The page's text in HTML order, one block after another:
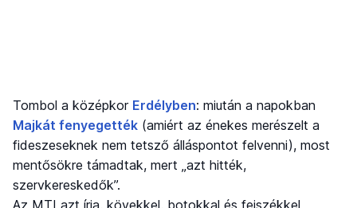
Tombol a középkor Erdélyben: miután a napokban
Majkát fenyegették (amiért az énekes merészelt a
fideszeseknek nem tetsző álláspontot felvenni), most
mentősökre támadtak, mert „azt hitték,
szervkereskedők”.